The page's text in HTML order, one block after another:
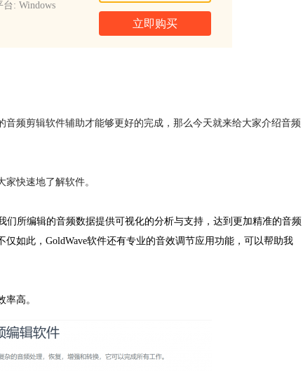
台: Windows
立即购买
频剪辑软件辅助才能够更好的完成，那么今天就来给大家介绍音频
快速地了解软件。
所编辑的音频数据提供可视化的分析与支持，达到更加精准的音频
如此，GoldWave软件还有专业的音效调节应用功能，可以帮助我
高。